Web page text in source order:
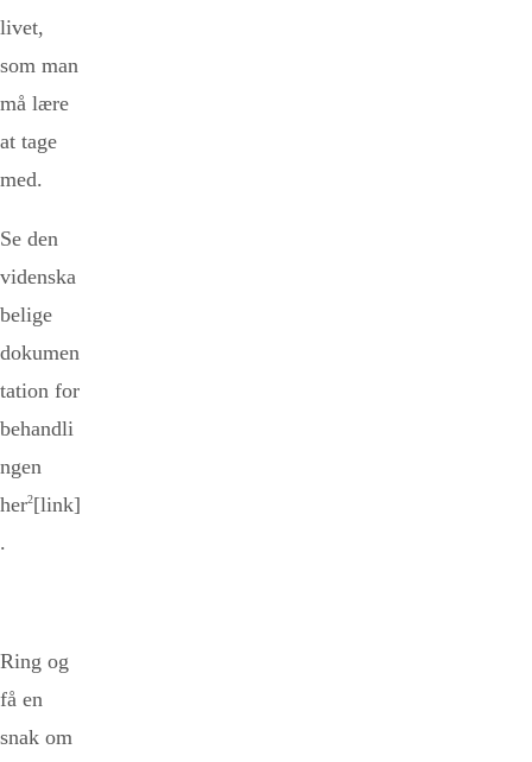
livet,
som man
må lære
at tage
med.
Se den
videnska
belige
dokumen
tation for
behandli
ngen
her2[link]
.
Ring og
få en
snak om